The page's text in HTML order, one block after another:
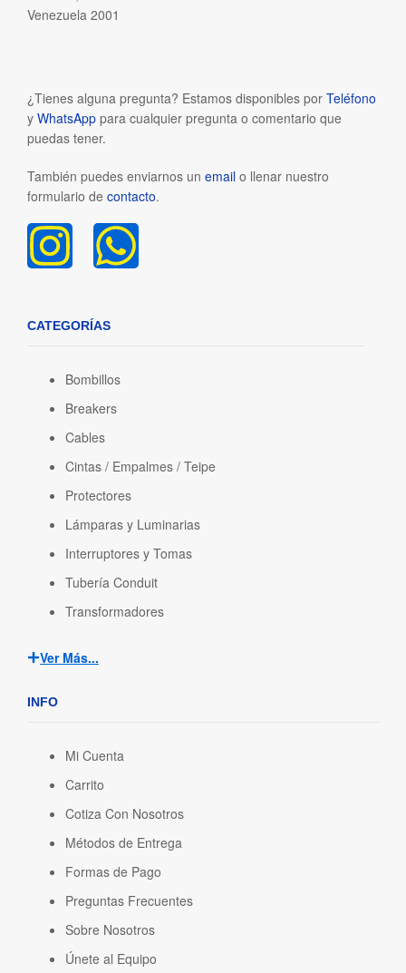
Venezuela 2001
¿Tienes alguna pregunta? Estamos disponibles por Teléfono
y WhatsApp para cualquier pregunta o comentario que
puedas tener.
También puedes enviarnos un email o llenar nuestro
formulario de contacto.
CATEGORÍAS
Bombillos
Breakers
Cables
Cintas / Empalmes / Teipe
Protectores
Lámparas y Luminarias
Interruptores y Tomas
Tubería Conduit
Transformadores
Ver Más...
INFO
Mi Cuenta
Carrito
Cotiza Con Nosotros
Métodos de Entrega
Formas de Pago
Preguntas Frecuentes
Sobre Nosotros
Únete al Equipo